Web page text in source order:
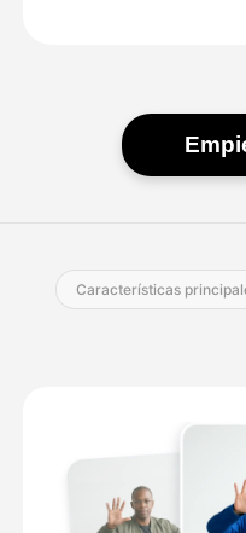
Características